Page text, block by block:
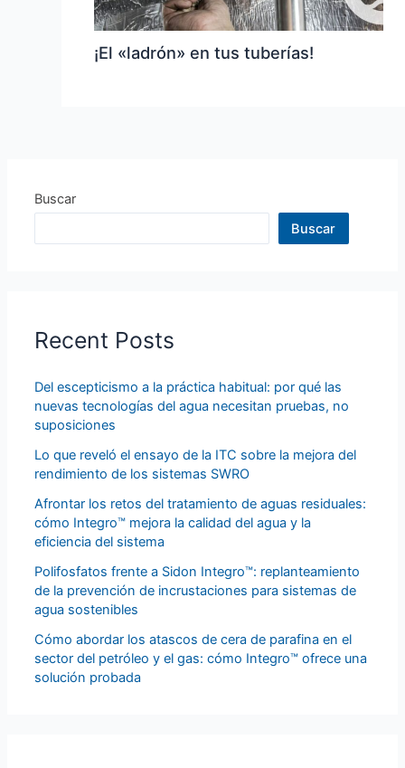
¡El «ladrón» en tus tuberías!
Buscar
Buscar
Recent Posts
Del escepticismo a la práctica habitual: por qué las
nuevas tecnologías del agua necesitan pruebas, no
suposiciones
Lo que reveló el ensayo de la ITC sobre la mejora del
rendimiento de los sistemas SWRO
Afrontar los retos del tratamiento de aguas residuales:
cómo Integro™ mejora la calidad del agua y la
eficiencia del sistema
Polifosfatos frente a Sidon Integro™: replanteamiento
de la prevención de incrustaciones para sistemas de
agua sostenibles
Cómo abordar los atascos de cera de parafina en el
sector del petróleo y el gas: cómo Integro™ ofrece una
solución probada